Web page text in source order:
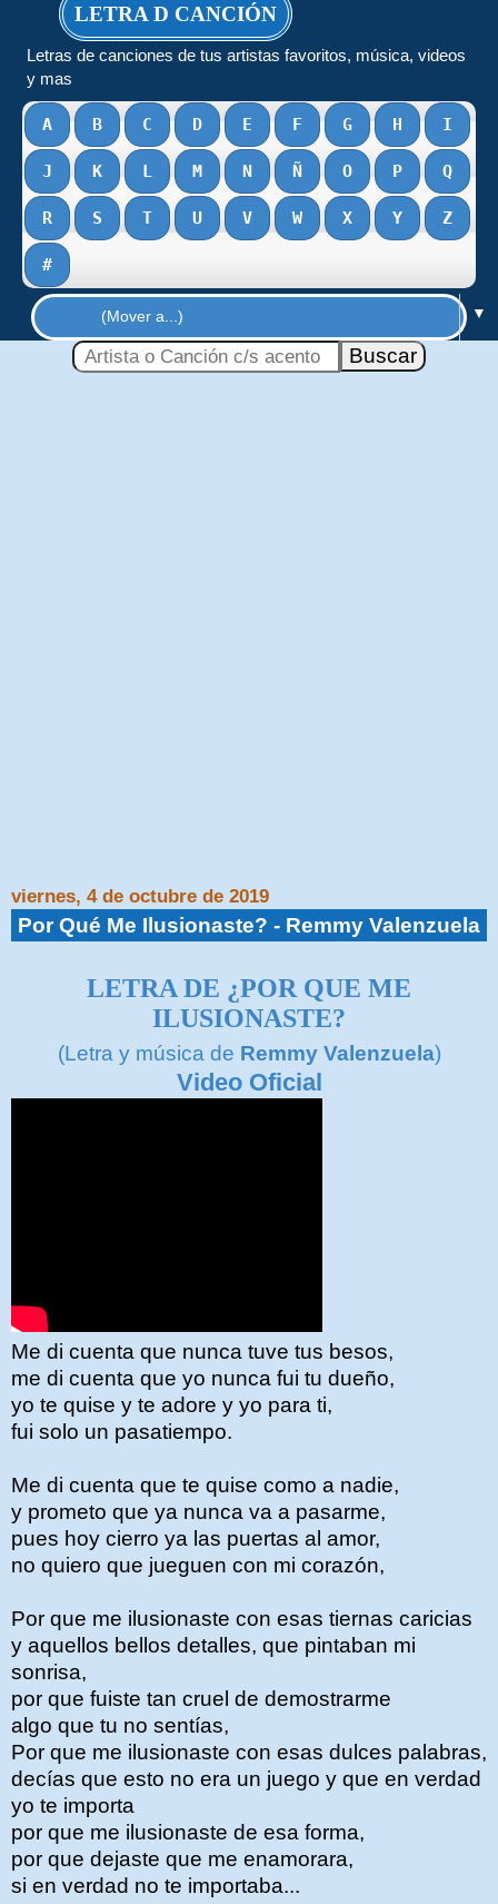
LETRA D CANCIÓN
Letras de canciones de tus artistas favoritos, música, videos
y mas
A B C D E F G H I
J K L M N Ñ O P Q
R S T U V W X Y Z
#
▼
viernes, 4 de octubre de 2019
Por Qué Me Ilusionaste? - Remmy Valenzuela
LETRA DE ¿POR QUE ME
ILUSIONASTE?
(Letra y música de Remmy Valenzuela)
Video Oficial
Me di cuenta que nunca tuve tus besos,
me di cuenta que yo nunca fui tu dueño,
yo te quise y te adore y yo para ti,
fui solo un pasatiempo.
Me di cuenta que te quise como a nadie,
y prometo que ya nunca va a pasarme,
pues hoy cierro ya las puertas al amor,
no quiero que jueguen con mi corazón,
Por que me ilusionaste con esas tiernas caricias
y aquellos bellos detalles, que pintaban mi
sonrisa,
por que fuiste tan cruel de demostrarme
algo que tu no sentías,
Por que me ilusionaste con esas dulces palabras,
decías que esto no era un juego y que en verdad
yo te importa
por que me ilusionaste de esa forma,
por que dejaste que me enamorara,
si en verdad no te importaba...